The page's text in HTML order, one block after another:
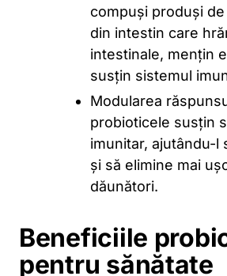
compuși produși
din intestin care
intestinale, mențin
susțin sistemul
Modularea
probioticele susțin
imunitar, ajutându-l
și să elimine mai
dăunători.
Beneficiile
pentru sănătate